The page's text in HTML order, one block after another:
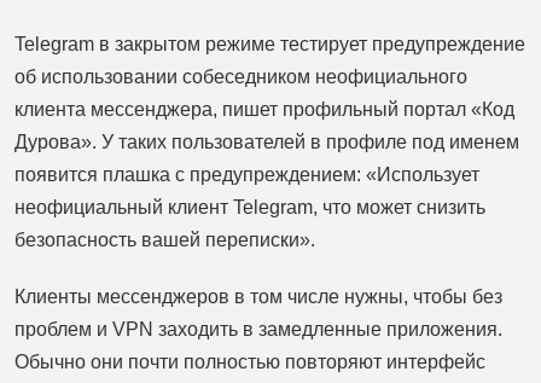
Telegram в закрытом режиме тестирует предупреждение
об использовании собеседником неофициального
клиента мессенджера, пишет профильный портал «Код
Дурова». У таких пользователей в профиле под именем
появится плашка с предупреждением: «Использует
неофициальный клиент Telegram, что может снизить
безопасность вашей переписки».
Клиенты мессенджеров в том числе нужны, чтобы без
проблем и VPN заходить в замедленные приложения.
Обычно они почти полностью повторяют интерфейс